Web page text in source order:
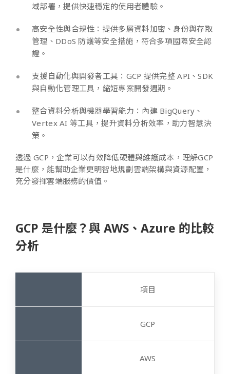
域部署，提供快速穩定的使用者體驗。
高安全性與合規性：提供多層資料加密、身份與存取
管理、DDoS 防護等安全措施，符合多項國際安全認
證。
支援自動化與開發者工具：GCP 提供完整 API、SDK
與自動化管理工具，縮短專案開發週期。
整合資料分析與機器學習能力：內建 BigQuery、
Vertex AI 等工具，提升資料分析效率，助力智慧決
策。
透過 GCP，企業可以有效降低硬體與維護成本，理解GCP
是什麼，能幫助企業更明智地規劃雲端架構與資源配置，
充分發揮雲端服務的價值。
GCP 是什麼？與 AWS、Azure 的比較
分析
項目
GCP
AWS